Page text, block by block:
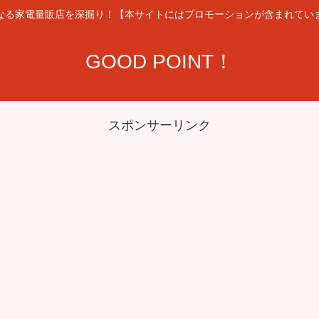
る家電量販店を深掘り！【本サイトにはプロモーションが含まれてい
GOOD POINT！
スポンサーリンク